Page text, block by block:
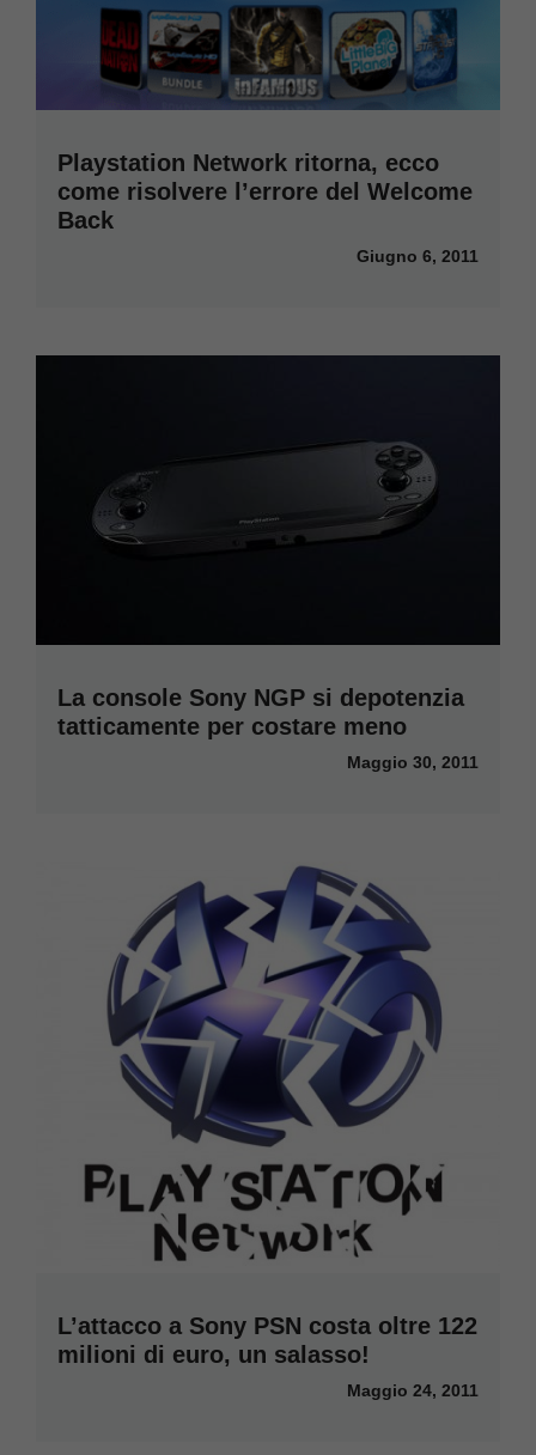
Playstation Network ritorna, ecco
come risolvere l’errore del Welcome
Back
Giugno 6, 2011
La console Sony NGP si depotenzia
tatticamente per costare meno
Maggio 30, 2011
L’attacco a Sony PSN costa oltre 122
milioni di euro, un salasso!
Maggio 24, 2011